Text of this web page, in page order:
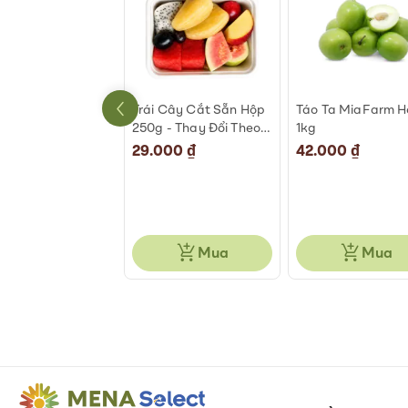
Trái Cây Cắt Sẵn Hộp
250g - Thay Đổi Theo
Ngày
29.000 ₫
Mua
Táo Ta MiaFarm
1kg
42.000 ₫
Mua